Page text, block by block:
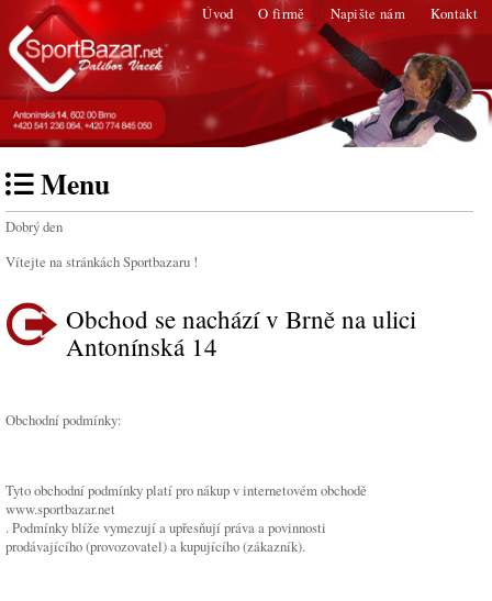
Úvod O firmě Napište nám Kontakt
Menu
Dobrý den
Vítejte na stránkách Sportbazaru !
Obchod se nachází v Brně na ulici
Antonínská 14
Obchodní podmínky:
Tyto obchodní podmínky platí pro nákup v internetovém obchodě
www.sportbazar.net
. Podmínky blíže vymezují a upřesňují práva a povinnosti
prodávajícího (provozovatel) a kupujícího (zákazník).